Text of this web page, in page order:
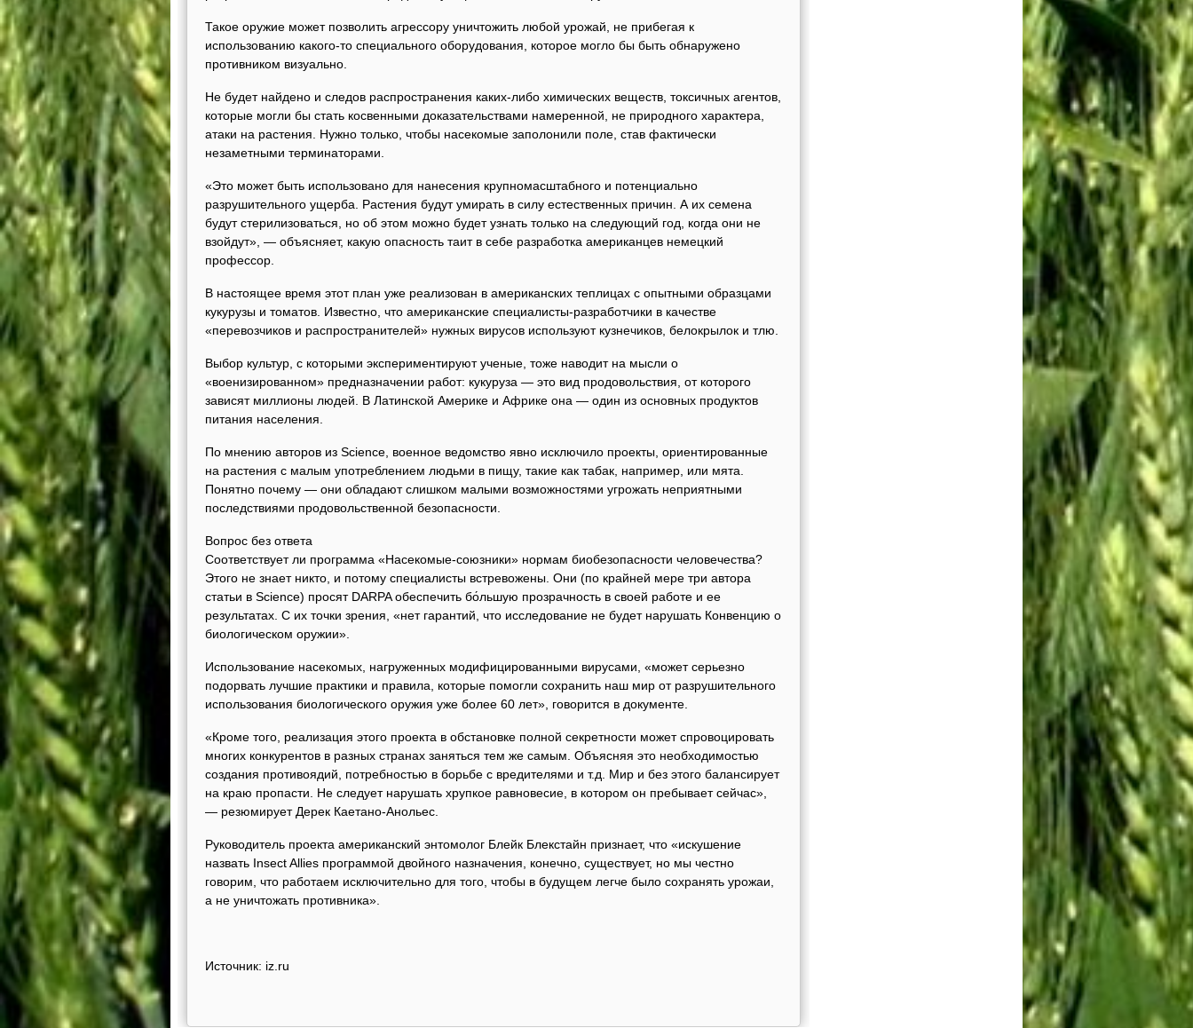
Такое оружие может позволить агрессору уничтожить любой урожай, не прибегая к
использованию какого-то специального оборудования, которое могло бы быть обнаружено
противником визуально.
Не будет найдено и следов распространения каких-либо химических веществ, токсичных агентов,
которые могли бы стать косвенными доказательствами намеренной, не природного характера,
атаки на растения. Нужно только, чтобы насекомые заполонили поле, став фактически
незаметными терминаторами.
«Это может быть использовано для нанесения крупномасштабного и потенциально
разрушительного ущерба. Растения будут умирать в силу естественных причин. А их семена
будут стерилизоваться, но об этом можно будет узнать только на следующий год, когда они не
взойдут», — объясняет, какую опасность таит в себе разработка американцев немецкий
профессор.
В настоящее время этот план уже реализован в американских теплицах с опытными образцами
кукурузы и томатов. Известно, что американские специалисты-разработчики в качестве
«перевозчиков и распространителей» нужных вирусов используют кузнечиков, белокрылок и тлю.
Выбор культур, с которыми экспериментируют ученые, тоже наводит на мысли о
«военизированном» предназначении работ: кукуруза — это вид продовольствия, от которого
зависят миллионы людей. В Латинской Америке и Африке она — один из основных продуктов
питания населения.
По мнению авторов из Science, военное ведомство явно исключило проекты, ориентированные
на растения с малым употреблением людьми в пищу, такие как табак, например, или мята.
Понятно почему — они обладают слишком малыми возможностями угрожать неприятными
последствиями продовольственной безопасности.
Вопрос без ответа
Соответствует ли программа «Насекомые-союзники» нормам биобезопасности человечества?
Этого не знает никто, и потому специалисты встревожены. Они (по крайней мере три автора
статьи в Science) просят DARPA обеспечить бо́льшую прозрачность в своей работе и ее
результатах. С их точки зрения, «нет гарантий, что исследование не будет нарушать Конвенцию о
биологическом оружии».
Использование насекомых, нагруженных модифицированными вирусами, «может серьезно
подорвать лучшие практики и правила, которые помогли сохранить наш мир от разрушительного
использования биологического оружия уже более 60 лет», говорится в документе.
«Кроме того, реализация этого проекта в обстановке полной секретности может спровоцировать
многих конкурентов в разных странах заняться тем же самым. Объясняя это необходимостью
создания противоядий, потребностью в борьбе с вредителями и т.д. Мир и без этого балансирует
на краю пропасти. Не следует нарушать хрупкое равновесие, в котором он пребывает сейчас»,
— резюмирует Дерек Каетано-Анольес.
Руководитель проекта американский энтомолог Блейк Блекстайн признает, что «искушение
назвать Insect Allies программой двойного назначения, конечно, существует, но мы честно
говорим, что работаем исключительно для того, чтобы в будущем легче было сохранять урожаи,
а не уничтожать противника».
Источник: iz.ru